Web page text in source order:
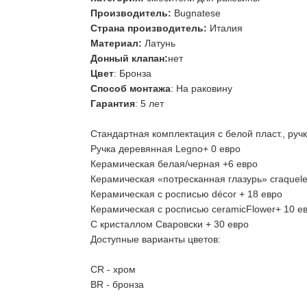
Производитель: Bugnatese
Страна производитель: Италия
Материал: Латунь
Донный клапан:нет
Цвет: Бронза
Способ монтажа: На раковину
Гарантия: 5 лет
Стандартная комплектация с белой пласт.,
Ручка деревянная Legno+ 0 евро
Керамическая белая/черная +6 евро
Керамическая «потресканная глазурь»
Керамическая с росписью décor + 18 евро
Керамическая с росписью ceramicFlower+ 10
С кристаллом Сваровски + 30 евро
Доступные варианты цветов:
CR - хром
BR - бронза